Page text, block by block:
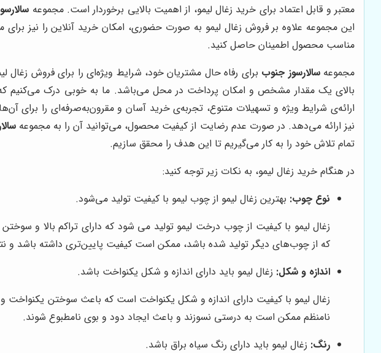
معتبر و قابل اعتماد برای خرید زغال لیمو، از اهمیت بالایی برخوردار است. مجموعه
این مجموعه علاوه بر فروش زغال لیمو به صورت حضوری، امکان خرید آنلاین را نیز
مناسب محصول اطمینان حاصل کنید.
مجموعهسالارسوز جنوب برای رفاه حال مشتریان خود، شرایط ویژه‌ای را برای فروش
بالای یک مقدار مشخص و امکان پرداخت در محل می‌باشد. ما به خوبی درک می‌کنیم
ارائه‌ی شرایط ویژه و تسهیلات متنوع، تجربه‌ی خرید آسان و مقرون‌به‌صرفه‌ای را برای
نیز ارائه می‌دهد. در صورت عدم رضایت از کیفیت محصول، می‌توانید آن را به مجموعه
تمام تلاش خود را به کار می‌گیریم تا این هدف را محقق سازیم.
در هنگام خرید زغال لیمو، به نکات زیر توجه کنید:
نوع چوب: بهترین زغال لیمو از چوب لیمو با کیفیت تولید می‌شود.
زغال لیمو با کیفیت از چوب درخت لیمو تولید می شود که دارای تراکم بالا و
که از چوب‌های دیگر تولید شده باشد، ممکن است کیفیت پایین‌تری داشته باشد و
اندازه و شکل: زغال لیمو باید دارای اندازه و شکل یکنواخت باشد.
زغال لیمو با کیفیت دارای اندازه و شکل یکنواخت است که باعث سوختن یکنواخت
نامنظم ممکن است به درستی نسوزند و باعث ایجاد دود و بوی نامطبوع شوند.
رنگ: زغال لیمو باید دارای رنگ سیاه براق باشد.